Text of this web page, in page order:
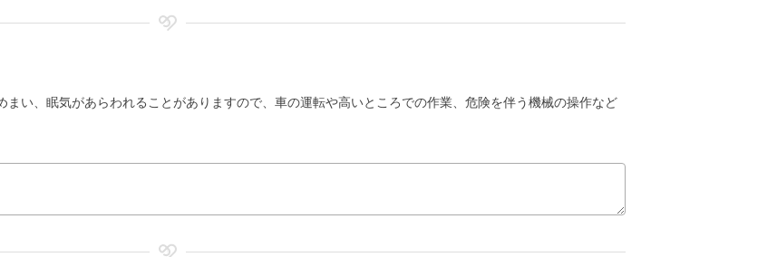
い、眠気があらわれることがありますので、車の運転や高いところでの作業、危険を伴う機械の操作など